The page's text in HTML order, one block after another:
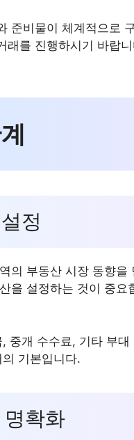
준비물이 체계적으로
래를 진행하시기 바랍
정
의 부동산 시장 동향을
을 설정하는 것이 중요
중개 수수료, 기타 부
기본입니다.
확화